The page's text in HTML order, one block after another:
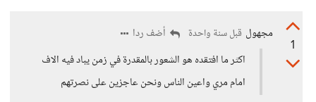
1
مجهول قبل سنة واحدة
أضف ردا
اكثر ما افتقده هو الشعور بالمقدرة في زمن يباد فيه الاف
امام مري واعين الناس ونحن عاجزين على نصرتهم